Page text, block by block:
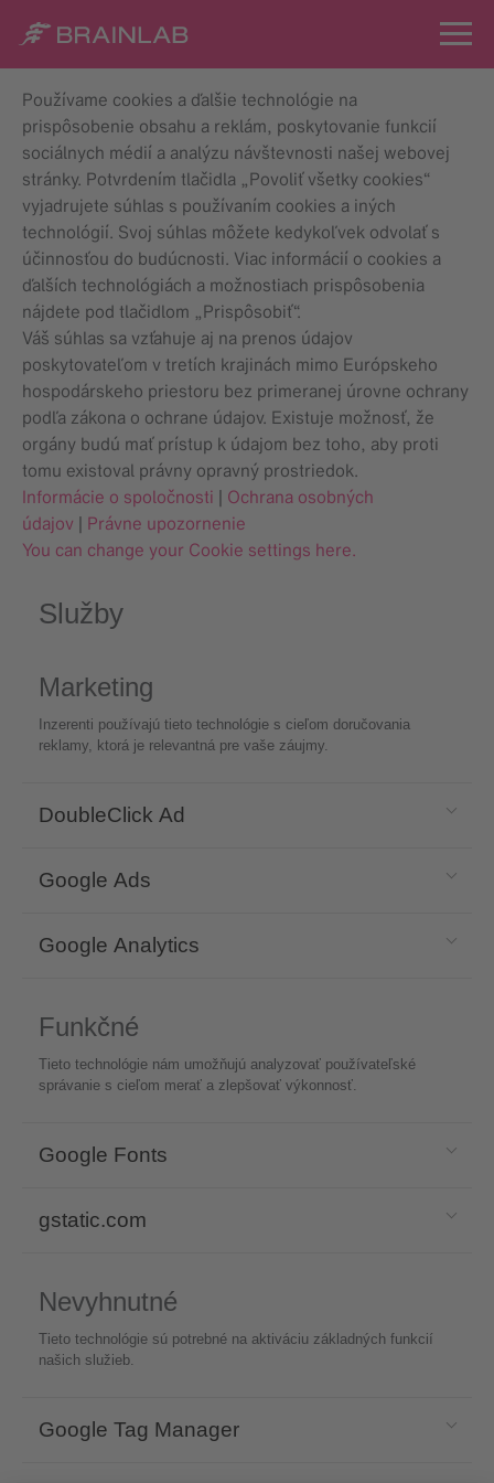
Používame cookies a ďalšie technológie na
prispôsobenie obsahu a reklám, poskytovanie funkcií
sociálnych médií a analýzu návštevnosti našej webovej
stránky. Potvrdením tlačidla „Povoliť všetky cookies“
vyjadrujete súhlas s používaním cookies a iných
technológií. Svoj súhlas môžete kedykoľvek odvolať s
účinnosťou do budúcnosti. Viac informácií o cookies a
ďalších technológiách a možnostiach prispôsobenia
nájdete pod tlačidlom „Prispôsobiť“.
Váš súhlas sa vzťahuje aj na prenos údajov
poskytovateľom v tretích krajinách mimo Európskeho
hospodárskeho priestoru bez primeranej úrovne ochrany
podľa zákona o ochrane údajov. Existuje možnosť, že
orgány budú mať prístup k údajom bez toho, aby proti
tomu existoval právny opravný prostriedok.
Informácie o spoločnosti | Ochrana osobných
údajov | Právne upozornenie
You can change your Cookie settings here.
Služby
Marketing
Inzerenti používajú tieto technológie s cieľom doručovania
reklamy, ktorá je relevantná pre vaše záujmy.
DoubleClick Ad
Google Ads
Google Analytics
Funkčné
Tieto technológie nám umožňujú analyzovať používateľské
správanie s cieľom merať a zlepšovať výkonnosť.
Google Fonts
gstatic.com
Nevyhnutné
Tieto technológie sú potrebné na aktiváciu základných funkcií
našich služieb.
Google Tag Manager